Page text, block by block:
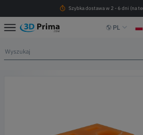
Szybka dostawa w 2 - 6 dni (na
PL